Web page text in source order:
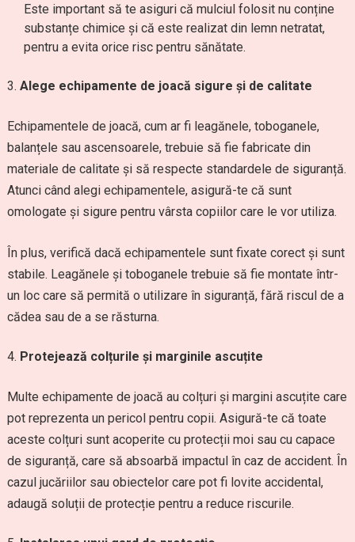
Este important să te asiguri că mulciul folosit nu conține
substanțe chimice și că este realizat din lemn netratat,
pentru a evita orice risc pentru sănătate.
Alege echipamente de joacă sigure și de calitate
Echipamentele de joacă, cum ar fi leagănele, toboganele,
balanțele sau ascensoarele, trebuie să fie fabricate din
materiale de calitate și să respecte standardele de siguranță.
Atunci când alegi echipamentele, asigură-te că sunt
omologate și sigure pentru vârsta copiilor care le vor utiliza.
În plus, verifică dacă echipamentele sunt fixate corect și sunt
stabile. Leagănele și toboganele trebuie să fie montate într-
un loc care să permită o utilizare în siguranță, fără riscul de a
cădea sau de a se răsturna.
Protejează colțurile și marginile ascuțite
Multe echipamente de joacă au colțuri și margini ascuțite care
pot reprezenta un pericol pentru copii. Asigură-te că toate
aceste colțuri sunt acoperite cu protecții moi sau cu capace
de siguranță, care să absoarbă impactul în caz de accident. În
cazul jucăriilor sau obiectelor care pot fi lovite accidental,
adaugă soluții de protecție pentru a reduce riscurile.